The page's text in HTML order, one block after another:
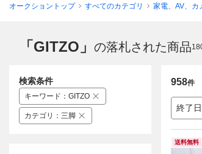
オークショントップ すべてのカテゴリ 家電、AV、カ
「GITZO」 の落札された商品
958件
終了
送料無料
検索条件
キーワード ： GITZO
カテゴリ ： 三脚